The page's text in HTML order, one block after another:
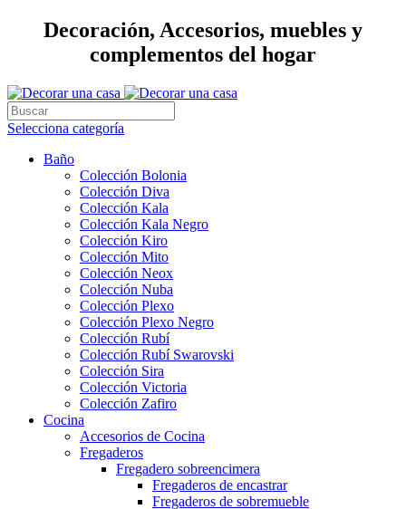
Decoración, Accesorios, muebles y
complementos del hogar
Selecciona categoría
Baño
Colección Bolonia
Colección Diva
Colección Kala
Colección Kala Negro
Colección Kiro
Colección Mito
Colección Neox
Colección Nuba
Colección Plexo
Colección Plexo Negro
Colección Rubí
Colección Rubí Swarovski
Colección Sira
Colección Victoria
Colección Zafiro
Cocina
Accesorios de Cocina
Fregaderos
Fregadero sobreencimera
Fregaderos de encastrar
Fregaderos de sobremueble